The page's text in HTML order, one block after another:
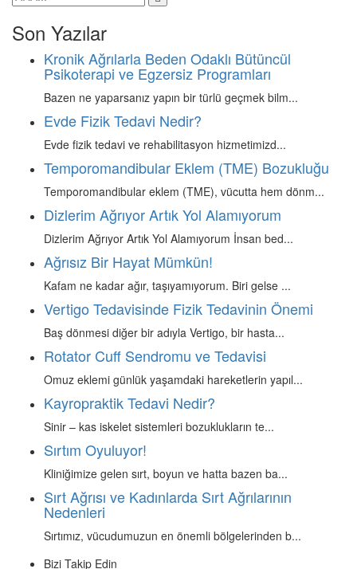
Son Yazılar
Kronik Ağrılarla Beden Odaklı Bütüncül
Psikoterapi ve Egzersiz Programları
Bazen ne yaparsanız yapın bir türlü geçmek bilm...
Evde Fizik Tedavi Nedir?
Evde fizik tedavi ve rehabilitasyon hizmetimizd...
Temporomandibular Eklem (TME) Bozukluğu
Temporomandibular eklem (TME), vücutta hem dönm...
Dizlerim Ağrıyor Artık Yol Alamıyorum
Dizlerim Ağrıyor Artık Yol Alamıyorum İnsan bed...
Ağrısız Bir Hayat Mümkün!
Kafam ne kadar ağır, taşıyamıyorum. Biri gelse ...
Vertigo Tedavisinde Fizik Tedavinin Önemi
Baş dönmesi diğer bir adıyla Vertigo, bir hasta...
Rotator Cuff Sendromu ve Tedavisi
Omuz eklemi günlük yaşamdaki hareketlerin yapıl...
Kayropraktik Tedavi Nedir?
Sinir – kas iskelet sistemleri bozuklukların te...
Sırtım Oyuluyor!
Kliniğimize gelen sırt, boyun ve hatta bazen ba...
Sırt Ağrısı ve Kadınlarda Sırt Ağrılarının
Nedenleri
Sırtımız, vücudumuzun en önemli bölgelerinden b...
Bizi Takip Edin